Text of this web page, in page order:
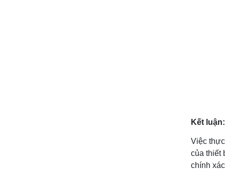
Kết luận:
Việc
của thiết
chính